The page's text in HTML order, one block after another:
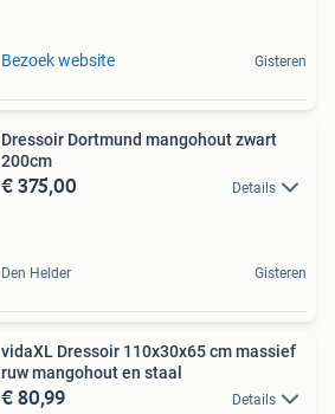
Bezoek website Gisteren
Dressoir Dortmund mangohout zwart
200cm
€ 375,00 Details
Den Helder Gisteren
vidaXL Dressoir 110x30x65 cm massief
ruw mangohout en staal
€ 80,99 Details